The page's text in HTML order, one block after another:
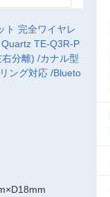
ト 完全ワイヤレ
TE-Q3R-P
分離) /カナル型
ング対応 /Blueto